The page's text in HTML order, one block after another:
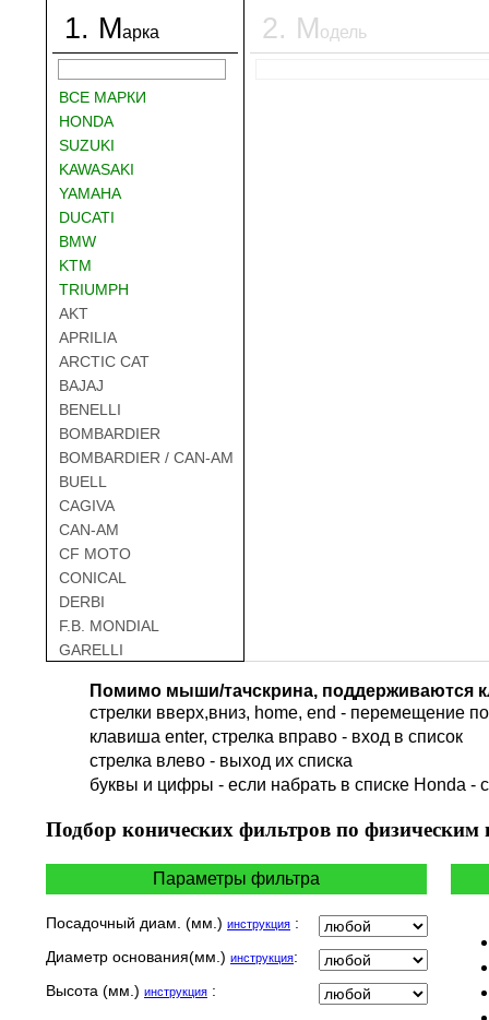
1. Марка
ВСЕ МАРКИ
HONDA
SUZUKI
KAWASAKI
YAMAHA
DUCATI
BMW
KTM
TRIUMPH
AKT
APRILIA
ARCTIC CAT
BAJAJ
BENELLI
BOMBARDIER
BOMBARDIER / CAN-AM
BUELL
CAGIVA
CAN-AM
CF MOTO
CONICAL
DERBI
F.B. MONDIAL
GARELLI
GILERA
HARLEY DAVIDSON
HERO
HUSQVARNA
INDIAN
KEEWAY
MBK
MOTO GUZZI
2. Модель
Помимо мыши/тачскрина, поддерживаются
стрелки вверх,вниз, home, end - перемещение
клавиша enter, стрелка вправо - вход в список
cтрелка влево - выход их списка
буквы и цифры - если набрать в списке Honda -
Подбор конических фильтров по физическим
Параметры фильтра
Посадочный диам. (мм.) инструкция :
Диаметр основания(мм.) инструкция:
Высота (мм.) инструкция :